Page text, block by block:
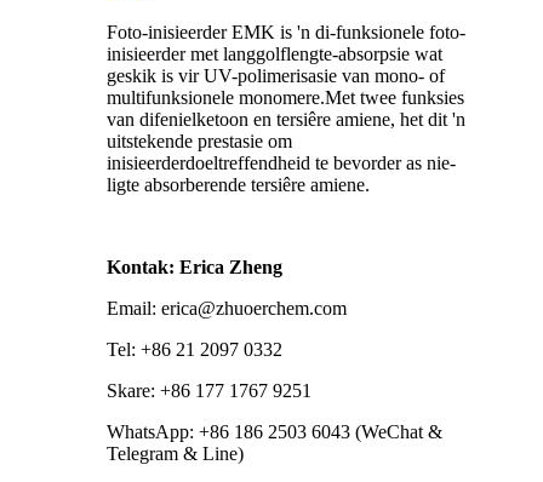
Foto-inisieerder EMK is 'n di-funksionele foto-
inisieerder met langgolflengte-absorpsie wat
geskik is vir UV-polimerisasie van mono- of
multifunksionele monomere.Met twee funksies
van difenielketoon en tersiêre amiene, het dit 'n
uitstekende prestasie om
inisieerderdoeltreffendheid te bevorder as nie-
ligte absorberende tersiêre amiene.
Kontak: Erica Zheng
Email: erica@zhuoerchem.com
Tel: +86 21 2097 0332
Skare: +86 177 1767 9251
WhatsApp: +86 186 2503 6043 (WeChat &
Telegram & Line)